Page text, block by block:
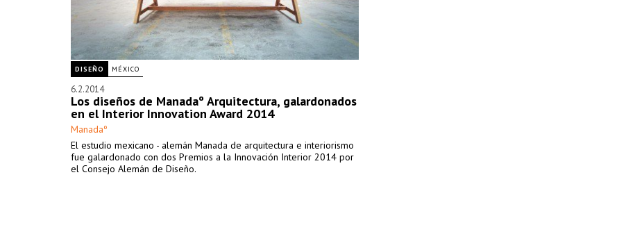
DISEÑO MÉXICO
6.2.2014
Los diseños de Manadaº Arquitectura, galardonados
en el Interior Innovation Award 2014
Manadaº
El estudio mexicano - alemán Manada de arquitectura e interiorismo
fue galardonado con dos Premios a la Innovación Interior 2014 por
el Consejo Alemán de Diseño.